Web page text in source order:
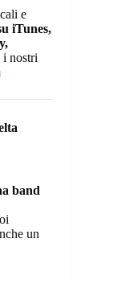
e
iTunes,
i nostri
band
un